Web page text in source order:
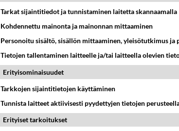
Tarkat sijaintitiedot ja tunnistaminen laitetta skannaamalla
Kohdennettu mainonta ja mainonnan mittaaminen
Personoitu sisältö, sisällön mittaaminen, yleisötutkimus ja
Tietojen tallentaminen laitteelle ja/tai laitteella olevien
Erityisominaisuudet
Tarkkojen sijaintitietojen käyttäminen
Tunnista laitteet aktiivisesti pyydettyjen tietojen
Erityiset tarkoitukset